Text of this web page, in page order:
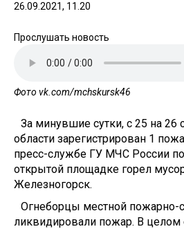
26.09.2021, 11.20
Прослушать новость
Фото vk.com/mchskursk46
За минувшие сутки, с 25 на 26
области зарегистрирован 1
пресс-службе ГУ МЧС России
открытой площадке горел
Железногорск.
Огнеборцы местной пожарно-
ликвидировали пожар. В целом